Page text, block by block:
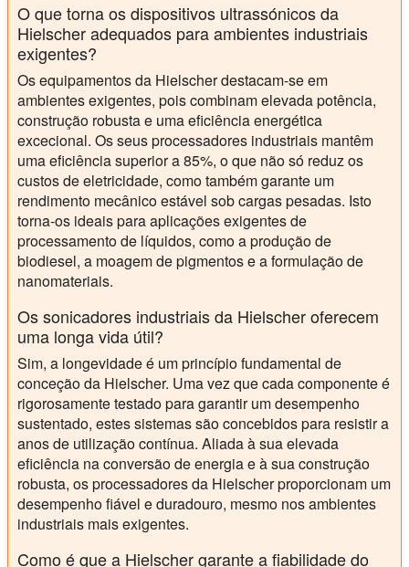
O que torna os dispositivos ultrassónicos da
Hielscher adequados para ambientes industriais
exigentes?
Os equipamentos da Hielscher destacam-se em
ambientes exigentes, pois combinam elevada potência,
construção robusta e uma eficiência energética
excecional. Os seus processadores industriais mantêm
uma eficiência superior a 85%, o que não só reduz os
custos de eletricidade, como também garante um
rendimento mecânico estável sob cargas pesadas. Isto
torna-os ideais para aplicações exigentes de
processamento de líquidos, como a produção de
biodiesel, a moagem de pigmentos e a formulação de
nanomateriais.
Os sonicadores industriais da Hielscher oferecem
uma longa vida útil?
Sim, a longevidade é um princípio fundamental de
conceção da Hielscher. Uma vez que cada componente é
rigorosamente testado para garantir um desempenho
sustentado, estes sistemas são concebidos para resistir a
anos de utilização contínua. Aliada à sua elevada
eficiência na conversão de energia e à sua construção
robusta, os processadores da Hielscher proporcionam um
desempenho fiável e duradouro, mesmo nos ambientes
industriais mais exigentes.
Como é que a Hielscher garante a fiabilidade do